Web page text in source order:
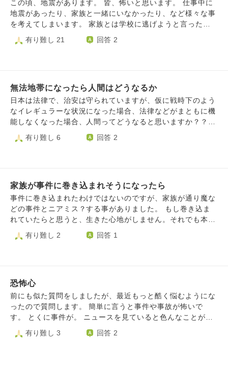
被害妄想)と思ってしまいます。悪い方に考えてしまうの
が、私の悪い癖(自他共に認めています)なのですがどうしよ
相談させて頂きたいです。宜しくお願い致します。 ※今年は
ここ)。 宝くじジャンボ買ったら高額当選するんじゃね？っ
て言われてますが、当たるもの？ですかね。もちろん買わな
いと当たりませんが😅
は生まれてから一度も恋人ができたことがなく、今年33歳に
なりますが、まだ実家に住んでおります。 そのため涙が出
訳なくてより涙が出てしまいます。 また、こちらのサイト
しでも荷をおろせないかと投稿させていただきました。 申
し訳ございませんが、どうぞよろしくお願いいたします。
この頃、地震があります。 皆、怖いと思います。 仕事中に
地震があったり、家族と一緒にいなかったり、など様々な事
を考えてしまいます。 家族とは学校に逃げようと言った
り、食料品などは買ってありますが、心配です。 2週間後に
は旅行も控えています。 元々、心配症や考え過ぎてしまう
有り難し 21 回答 2
無法地帯になったら人間はどうなるか
日本は法律で、治安は守られていますが、仮に戦時下のよう
なイレギュラーな状況になった場合、法律などがまともに機
能しなくなった場合、人間ってどうなると思いますか？？？
沢山の人間から恨みを買っているが、法律やコネで守られて
いるような人たち。彼らは真っ先に、ぶっ○されるような気
有り難し 6 回答 2
家族が事件に巻き込まれそうになったら
事件に巻き込まれたわけではないのですが、家族が通り魔な
どの事件とニアミス？する事がありました。 もし巻き込ま
れていたらと思うと、生きた心地がしません。それでも本人
はあまり気にしていないようなのですが、万が一ということ
を考え出すと頭の中でグルグルと悪い考えが止まらなくなり
しあの時現場に居合わせていたらという不安と、どのように
向き合えばいいのかわかりません。 また自分は起きてしま
ったことよりも、起きたかもしれないことのほうが遥かに気
になってしまう性格で、正直自分でも疲れています。
有り難し 2 回答 1
恐怖心
前にも似た質問をしましたが、最近もっと酷く悩むようにな
ったので質問します。 簡単に言うと事件や事故が怖いで
す。 とくに事件が。 ニュースを見ていると色んなことがあ
りまして… お店や駅、ホテルなどが怖くなってしまいまし
た。 今度恋人と宿泊するのでとても楽しみなのですが、も
有り難し 3 回答 2